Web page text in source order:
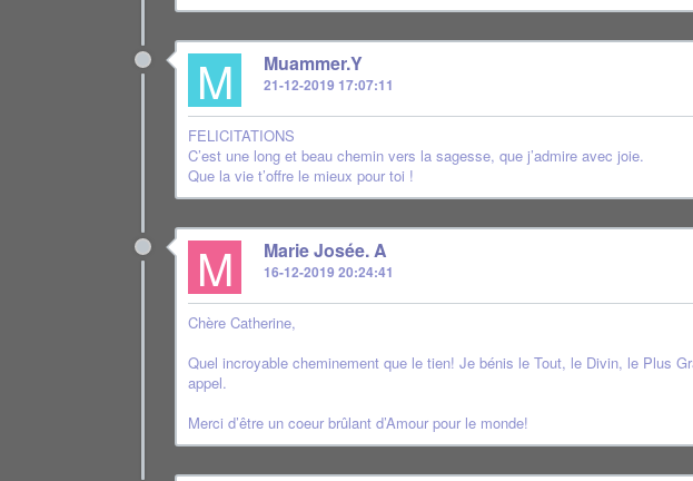
M Muammer.Y
21-12-2019 17:07:11
FELICITATIONS
C’est une long et beau chemin vers la sagesse, que j’admire avec joie.
Que la vie t’offre le mieux pour toi !
M Marie Josée. A
16-12-2019 20:24:41
Chère Catherine,
Quel incroyable cheminement que le tien! Je bénis le Tout, le Divin, le Plus
appel.
Merci d’être un coeur brûlant d’Amour pour le monde!